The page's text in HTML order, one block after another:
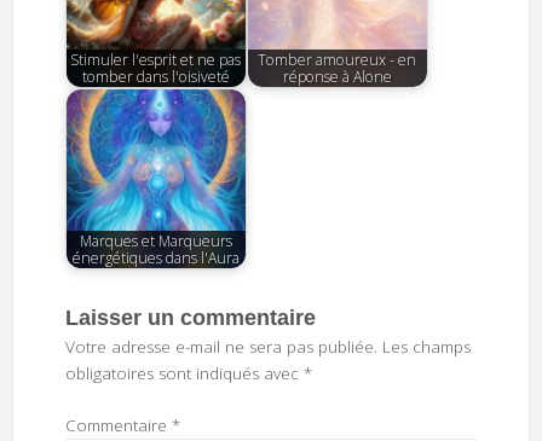
Stimuler l'esprit et ne pas
tomber dans l'oisiveté
Tomber amoureux - en
réponse à Alone
Marques et Marqueurs
énergétiques dans l'Aura
Laisser un commentaire
Votre adresse e-mail ne sera pas publiée. Les champs
obligatoires sont indiqués avec *
Commentaire *